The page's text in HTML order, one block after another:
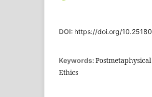
DOI: https://doi.org/
Keywords:
Ethics